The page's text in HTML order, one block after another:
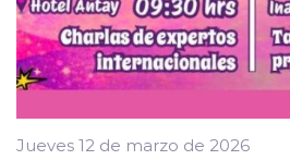
Jueves 12 de marzo de 2026